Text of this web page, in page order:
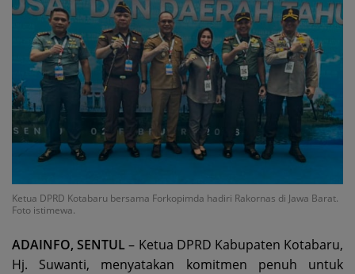
Ketua DPRD Kotabaru bersama Forkopimda hadiri Rakornas di Jawa Barat.
Foto istimewa.
ADAINFO, SENTUL– Ketua DPRD Kabupaten Kotabaru,
Hj. Suwanti, menyatakan komitmen penuh untuk